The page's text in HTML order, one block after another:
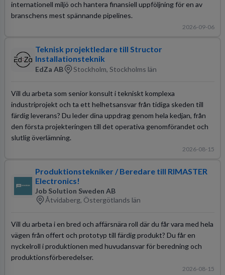
internationell miljö och hantera finansiell uppföljning för en av
branschens mest spännande pipelines.
2026-09-06
Teknisk projektledare till Structor
Installationsteknik
EdZa AB Stockholm, Stockholms län
Vill du arbeta som senior konsult i tekniskt komplexa
industriprojekt och ta ett helhetsansvar från tidiga skeden till
färdig leverans? Du leder dina uppdrag genom hela kedjan, från
den första projekteringen till det operativa genomförandet och
slutlig överlämning.
2026-08-15
Produktionstekniker / Beredare till RIMASTER
Electronics!
Job Solution Sweden AB
Åtvidaberg, Östergötlands län
Vill du arbeta i en bred och affärsnära roll där du får vara med hela
vägen från offert och prototyp till färdig produkt? Du får en
nyckelroll i produktionen med huvudansvar för beredning och
produktionsförberedelser.
2026-08-15